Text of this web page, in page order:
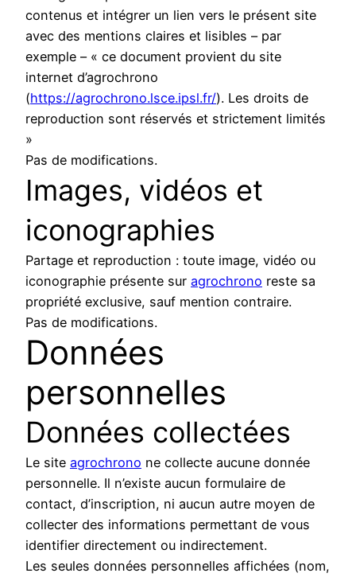
contenus et intégrer un lien vers le présent site
avec des mentions claires et lisibles – par
exemple – « ce document provient du site
internet d’agrochrono
(https://agrochrono.lsce.ipsl.fr/). Les droits de
reproduction sont réservés et strictement limités
»
Pas de modifications.
Images, vidéos et
iconographies
Partage et reproduction : toute image, vidéo ou
iconographie présente sur agrochrono reste sa
propriété exclusive, sauf mention contraire.
Pas de modifications.
Données
personnelles
Données collectées
Le site agrochrono ne collecte aucune donnée
personnelle. Il n’existe aucun formulaire de
contact, d’inscription, ni aucun autre moyen de
collecter des informations permettant de vous
identifier directement ou indirectement.
Les seules données personnelles affichées (nom,